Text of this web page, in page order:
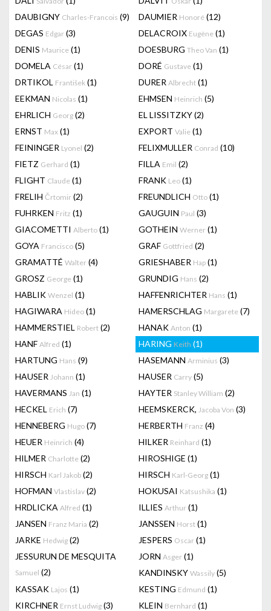
DAUBIGNY Charles-Francois (9) DAUMIER Honoré (12)
DEGAS Edgar (3) DELACROIX Eugène (1)
DENIS Maurice (1) DOESBURG Theo Van (1)
DOMELA César (1) DORÉ Gustave (1)
DRTIKOL František (1) DURER Albrecht (1)
EEKMAN Nicolas (1) EHMSEN Heinrich (5)
EHRLICH Georg (2) EL LISSITZKY(2)
ERNST Max (1) EXPORT Valie (1)
FEININGER Lyonel (2) FELIXMULLER Conrad (10)
FIETZ Gerhard (1) FILLA Emil (2)
FLIGHT Claude (1) FRANK Leo (1)
FRELIH Črtomir (2) FREUNDLICH Otto (1)
FUHRKEN Fritz (1) GAUGUIN Paul (3)
GIACOMETTI Alberto (1) GOTHEIN Werner (1)
GOYA Francisco (5) GRAF Gottfried (2)
GRAMATTÉ Walter (4) GRIESHABER Hap (1)
GROSZ George (1) GRUNDIG Hans (2)
HABLIK Wenzel (1) HAFFENRICHTER Hans (1)
HAGIWARA Hideo (1) HAMERSCHLAG Margarete (7)
HAMMERSTIEL Robert (2) HANAK Anton (1)
HANF Alfred (1) HARING Keith (1)
HARTUNG Hans (9) HASEMANN Arminius (3)
HAUSER Johann (1) HAUSER Carry (5)
HAVERMANS Jan (1) HAYTER Stanley William (2)
HECKEL Erich (7) HEEMSKERCK, Jacoba Von (3)
HENNEBERG Hugo (7) HERBERTH Franz (4)
HEUER Heinrich (4) HILKER Reinhard (1)
HILMER Charlotte (2) HIROSHIGE (1)
HIRSCH Karl Jakob (2) HIRSCH Karl-Georg (1)
HOFMAN Vlastislav (2) HOKUSAI Katsushika (1)
HRDLICKA Alfred (1) ILLIES Arthur (1)
JANSEN Franz Maria (2) JANSSEN Horst (1)
JARKE Hedwig (2) JESPERS Oscar (1)
JESSURUN DE MESQUITA
Samuel (2)
JORN Asger (1)
KANDINSKY Wassily (5)
KASSAK Lajos (1) KESTING Edmund (1)
KIRCHNER Ernst Ludwig (3) KLEIN Bernhard (1)